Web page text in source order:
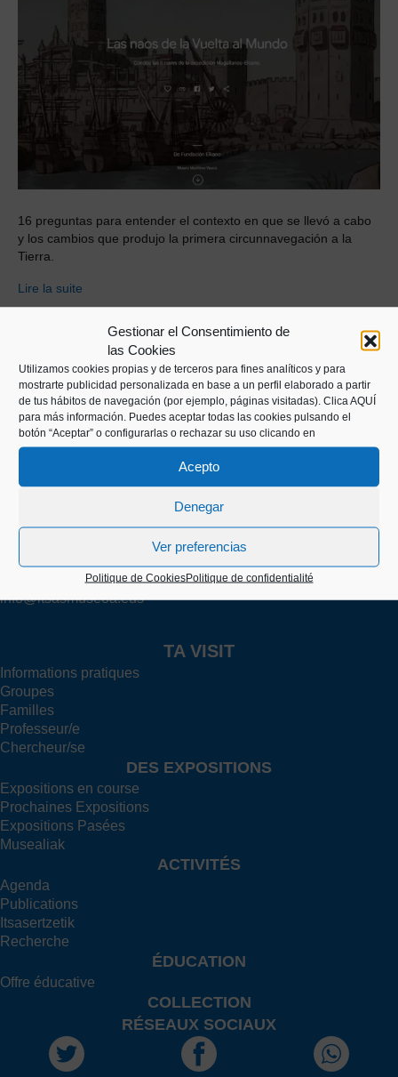
Gestionar el Consentimiento de
las Cookies
Utilizamos cookies propias y de terceros para fines analíticos y para
mostrarte publicidad personalizada en base a un perfil elaborado a partir
de tus hábitos de navegación (por ejemplo, páginas visitadas). Clica AQUÍ
para más información. Puedes aceptar todas las cookies pulsando el
botón “Aceptar” o configurarlas o rechazar su uso clicando en
Acepto
Denegar
Ver preferencias
Politique de CookiesPolitique de confidentialité
16 preguntas para entender el contexto en que se llevó a cabo
y los cambios que produjo la primera circunnavegación a la
Tierra.
Lire la suite
Kaiko pasealekua, 24
+34 943 43 00 51
info@itsasmuseoa.eus
TA VISIT
Informations pratiques
Groupes
Familles
Professeur/e
Chercheur/se
DES EXPOSITIONS
Expositions en course
Prochaines Expositions
Expositions Pasées
Musealiak
ACTIVITÉS
Agenda
Publications
Itsasertzetik
Recherche
ÉDUCATION
Offre éducative
COLLECTION
RÉSEAUX SOCIAUX